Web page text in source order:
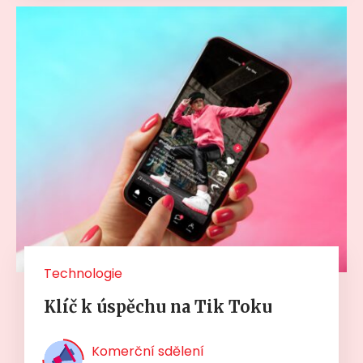
Technologie
Klíč k úspěchu na Tik Toku
Komerční sdělení